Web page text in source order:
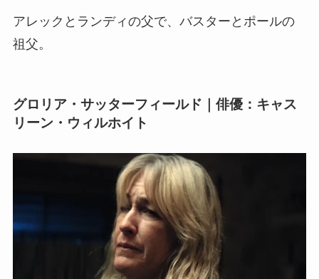
アレックとランディの父で、バスターとポールの
祖父。
グロリア・サッターフィールド｜俳優：キャス
リーン・ウィルホイト